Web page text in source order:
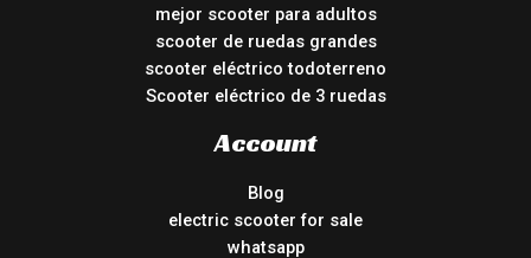
mejor scooter para adultos
scooter de ruedas grandes
scooter eléctrico todoterreno
Scooter eléctrico de 3 ruedas
Account
Blog
electric scooter for sale
whatsapp